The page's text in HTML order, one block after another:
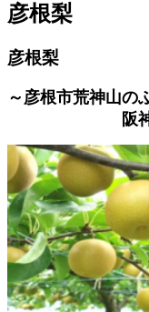
彦根梨
彦根梨
～彦根市荒神山の
阪